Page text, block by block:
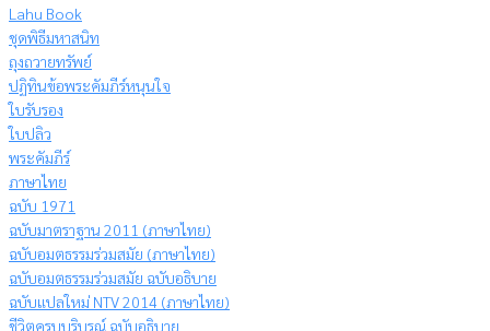
Lahu Book
ชุดพิธีมหาสนิท
ถุงถวายทรัพย์
ปฏิทินข้อพระคัมภีร์หนุนใจ
ใบรับรอง
ใบปลิว
พระคัมภีร์
ภาษาไทย
ฉบับ 1971
ฉบับมาตราฐาน 2011 (ภาษาไทย)
ฉบับอมตธรรมร่วมสมัย (ภาษาไทย)
ฉบับอมตธรรมร่วมสมัย ฉบับอธิบาย
ฉบับแปลใหม่ NTV 2014 (ภาษาไทย)
ชีวิตครบบริบูรณ์ ฉบับอธิบาย